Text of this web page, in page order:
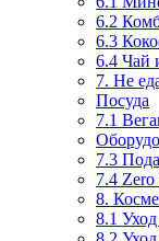
6.2
6.3
6.4 Чай
7. Не
Посуда
7.1
7.3
7.4 Zero
8.
8.1